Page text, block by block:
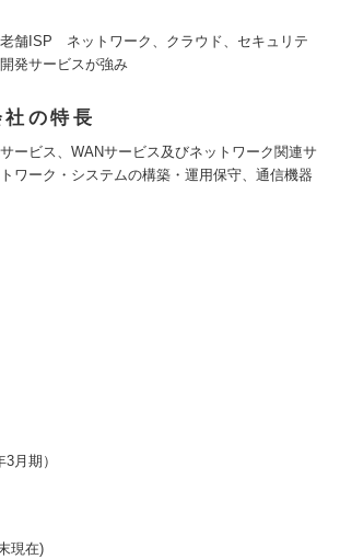
舗ISP ネットワーク、クラウド、セキュリテ
発サービスが強み
の特長
ービス、WANサービス及びネットワーク関連サ
ワーク・システムの構築・運用保守、通信機器
月期）
現在)